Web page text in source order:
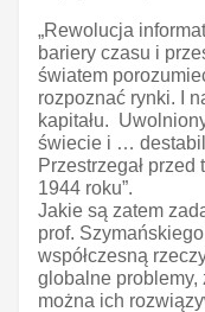
„Rewolucja
bariery czasu i
światem
rozpoznać rynki. I
kapitału.
świecie i …
Przestrzegał
1944 roku”.
Jakie są zatem
prof.
współczesną
globalne problemy,
można ich